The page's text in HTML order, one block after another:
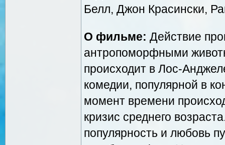
Белл, Джон Красински,
О фильме: Действие
антропоморфными
происходит в Лос-
комедии, популярной в
момент времени
кризис среднего
популярность и любовь